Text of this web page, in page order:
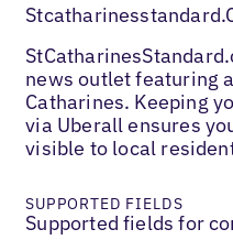
news outlet featuring
Catharines. Keeping
via Uberall ensures
visible to local
SUPPORTED FIELDS
Supported fields for